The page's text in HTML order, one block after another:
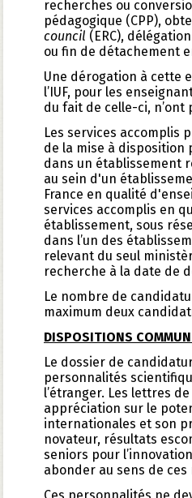
recherches ou
pédagogique (CPP),
council (ERC),
ou fin de détachement
Une dérogation à cette
l’IUF, pour les
du fait de celle-ci, n’ont
Les services accomplis
de la mise à
dans un établissement
au sein d'un
France en qualité
services accomplis en
établissement, sous
dans l’un des
relevant du seul
recherche à la date de
Le nombre de
maximum deux
DISPOSITIONS
Le dossier de
personnalités
l’étranger. Les lettres
appréciation sur le
internationales et son
novateur, résultats
seniors pour
abonder au sens de